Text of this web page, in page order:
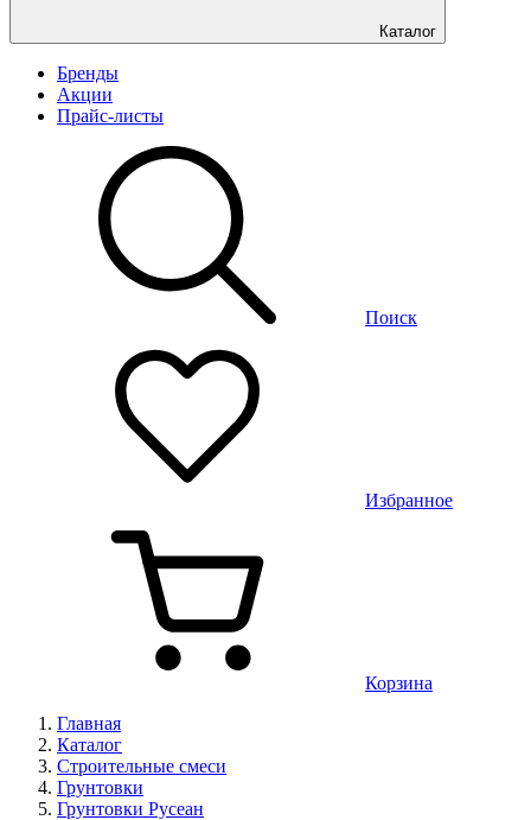
Каталог
Бренды
Акции
Прайс-листы
Поиск
Избранное
Корзина
Главная
Каталог
Строительные смеси
Грунтовки
Грунтовки Русеан